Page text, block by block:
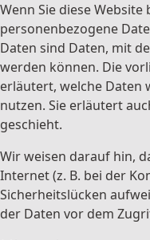
Wenn Sie diese
personenbezogene
Daten sind Daten, mit
werden können. Die
erläutert, welche Daten
nutzen. Sie erläutert
geschieht.
Wir weisen darauf hin,
Internet (z. B. bei der
Sicherheitslücken
der Daten vor dem